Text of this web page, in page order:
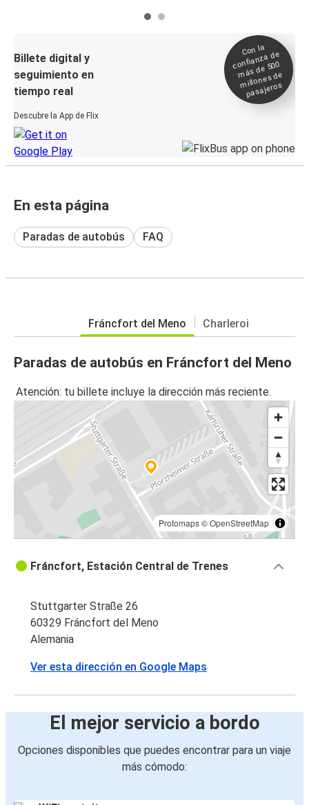
Billete digital y
seguimiento en
tiempo real
Descubre la App de Flix
Con la
confianza de
más de 500
millones de
pasajeros
En esta página
Paradas de autobús FAQ
Fráncfort del Meno Charleroi
Paradas de autobús en Fráncfort del Meno
Atención: tu billete incluye la dirección más reciente.
Protomaps©OpenStreetMap
Fráncfort, Estación Central de Trenes
Stuttgarter Straße 26
60329 Fráncfort del Meno
Alemania
Ver esta dirección en Google Maps
El mejor servicio a bordo
Opciones disponibles que puedes encontrar para un viaje
más cómodo: